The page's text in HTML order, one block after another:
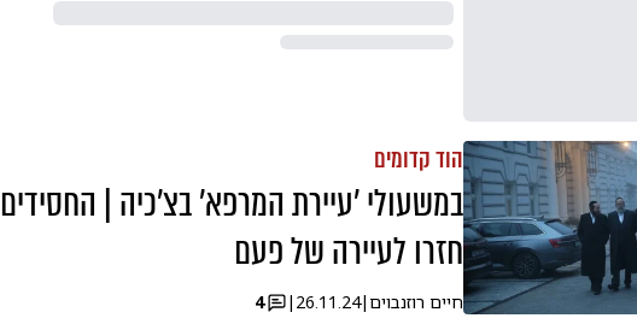
הוד קדומים
במשעולי 'עיירת המרפא' בצ'כיה | החסידים
חזרו לעיירה של פעם
חיים רוזנבוים |
26.11.24
|
4